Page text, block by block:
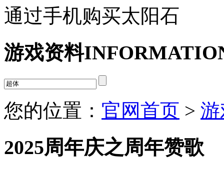
通过手机购买太阳石
游戏资料
您的位置： 官网首页 >
2025周年庆之周年赞歌